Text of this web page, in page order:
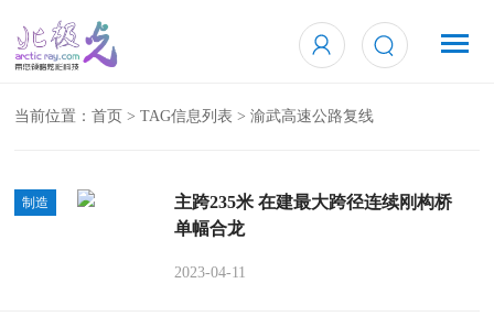
当前位置：首页 > TAG信息列表 > 渝武高速公路复线
制造
主跨235米 在建最大跨径连续刚构桥
单幅合龙
2023-04-11